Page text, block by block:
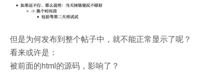
但是为何发布到整个帖子中，就不能正常显示了呢？
看来或许是：
被前面的html的源码，影响了？